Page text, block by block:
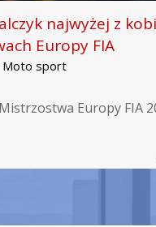
najwyżej z
Europy FIA
Moto sport
Europy FIA